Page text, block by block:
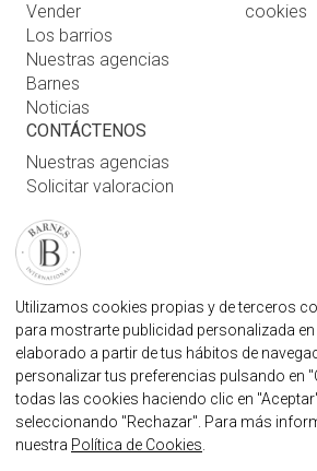
Vender
Los barrios
Nuestras agencias
Barnes
Noticias
cookies
CONTÁCTENOS
Nuestras agencias
Solicitar valoracion
Inicio de sesión de usuario
FAQ
ENCUENTRE NUESTRA
AGENCIA INMOBILIARIA BARNES
MARBELLA@BARNES-
+34 614 25 01 89
Utilizamos cookies propias y de terceros
para mostrarte publicidad personalizada en
elaborado a partir de tus hábitos de
personalizar tus preferencias pulsando en
todas las cookies haciendo clic en
seleccionando "Rechazar". Para más
nuestra Política de Cookies